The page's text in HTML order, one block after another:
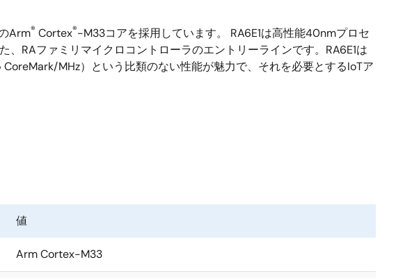
Arm® Cortex®-M33コアを採用しています。 RA6E1は高性能40nmプロセ
RAファミリマイクロコントローラのエントリーラインです。RA6E1は
MHz）という比類のない性能が魅力で、それを必要とするIoTア
値
Arm Cortex-M33